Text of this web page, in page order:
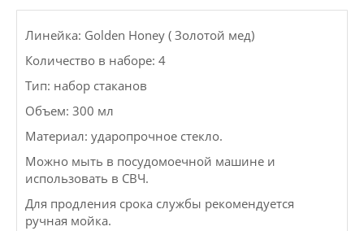
Линейка: Golden Honey ( Золотой мед)
Количество в наборе: 4
Тип: набор стаканов
Объем: 300 мл
Материал: ударопрочное стекло.
Можно мыть в посудомоечной машине и
использовать в СВЧ.
Для продления срока службы рекомендуется
ручная мойка.